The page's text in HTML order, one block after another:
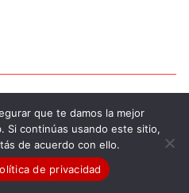
que te damos la mejor
Si continúas usando este sitio,
de acuerdo con ello.
de privacidad